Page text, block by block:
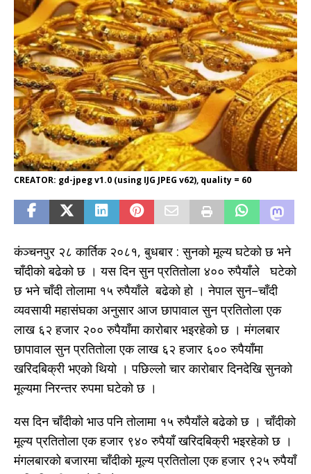
CREATOR: gd-jpeg v1.0 (using IJG JPEG v62), quality = 60
कंञ्चनपुर २८ कार्तिक २०८१, बुधबार : सुनको मूल्य घटेको छ भने
चाँदीको बढेको छ । यस दिन सुन प्रतितोला ४०० रुपैयाँले घटेको
छ भने चाँदी तोलामा १५ रुपैयाँले बढेको हो । नेपाल सुन–चाँदी
व्यवसायी महासंघका अनुसार आज छापावाल सुन प्रतितोला एक
लाख ६२ हजार २०० रुपैयाँमा कारोबार भइरहेको छ । मंगलबार
छापावाल सुन प्रतितोला एक लाख ६२ हजार ६०० रुपैयाँमा
खरिदबिक्री भएको थियो । पछिल्लो चार कारोबार दिनदेखि सुनको
मूल्यमा निरन्तर रुपमा घटेको छ ।
यस दिन चाँदीको भाउ पनि तोलामा १५ रुपैयाँले बढेको छ । चाँदीको
मूल्य प्रतितोला एक हजार ९४० रुपैयाँ खरिदबिक्री भइरहेको छ ।
मंगलबारको बजारमा चाँदीको मूल्य प्रतितोला एक हजार ९२५ रुपैयाँ